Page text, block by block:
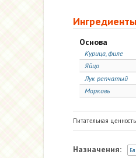
Ингредиенты
Основа
Курица, филе
Яйцо
Лук репчатый
Морковь
Питательная
Назначения: